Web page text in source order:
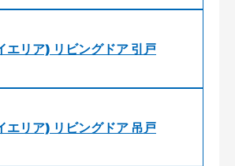
リア) リビングドア 引戸
リア) リビングドア 吊戸